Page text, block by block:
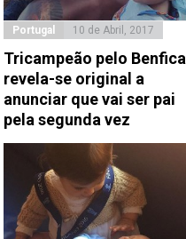
Portugal 10 de Abril, 2017
Tricampeão pelo Benfica
revela-se original a
anunciar que vai ser pai
pela segunda vez